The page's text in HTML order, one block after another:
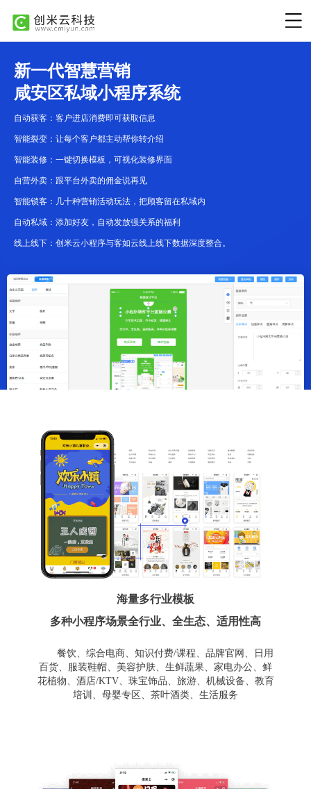
新一代智慧营销
咸安区私域小程序系统
自动获客：客户进店消费即可获取信息
智能裂变：让每个客户都主动帮你转介绍
智能装修：一键切换模板，可视化装修界面
自营外卖：跟平台外卖的佣金说再见
智能锁客：几十种营销活动玩法，把顾客留在私域内
自动私域：添加好友，自动发放强关系的福利
线上线下：创米云小程序与客如云线上线下数据深度整合。
海量多行业模板
多种小程序场景全行业、全生态、适用性高
餐饮、综合电商、知识付费/课程、品牌官网、日用
百货、服装鞋帽、美容护肤、生鲜蔬果、家电办公、鲜
花植物、酒店/KTV、珠宝饰品、旅游、机械设备、教育
培训、母婴专区、茶叶酒类、生活服务